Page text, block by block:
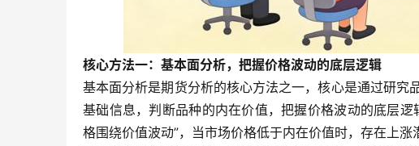
核心方法一：基本面分析，把握价格波动的底层逻辑
基本面分析是期货分析的核心方法之一，核心是通过研
基础信息，判断品种的内在价值，把握价格波动的底层
格围绕价值波动”，当市场价格低于内在价值时，存在上